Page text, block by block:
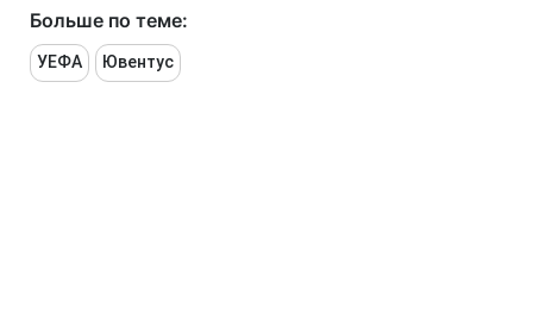
Больше по теме:
УЕФА Ювентус